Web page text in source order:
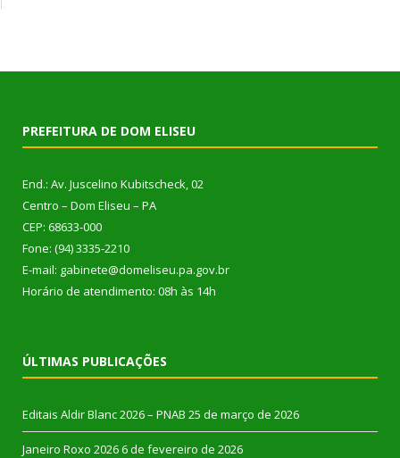
PREFEITURA DE DOM ELISEU
End.: Av. Juscelino Kubitscheck, 02
Centro – Dom Eliseu – PA
CEP: 68633-000
Fone: (94) 3335-2210
E-mail: gabinete@domeliseu.pa.gov.br
Horário de atendimento: 08h às 14h
ÚLTIMAS PUBLICAÇÕES
Editais Aldir Blanc 2026 – PNAB 25 de março de 2026
Janeiro Roxo 2026 6 de fevereiro de 2026